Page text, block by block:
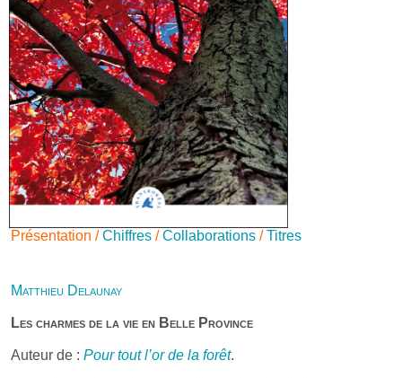
Présentation /Chiffres /Collaborations /Titres
Matthieu Delaunay
Les charmes de la vie en Belle Province
Auteur de : Pour tout l’or de la forêt.